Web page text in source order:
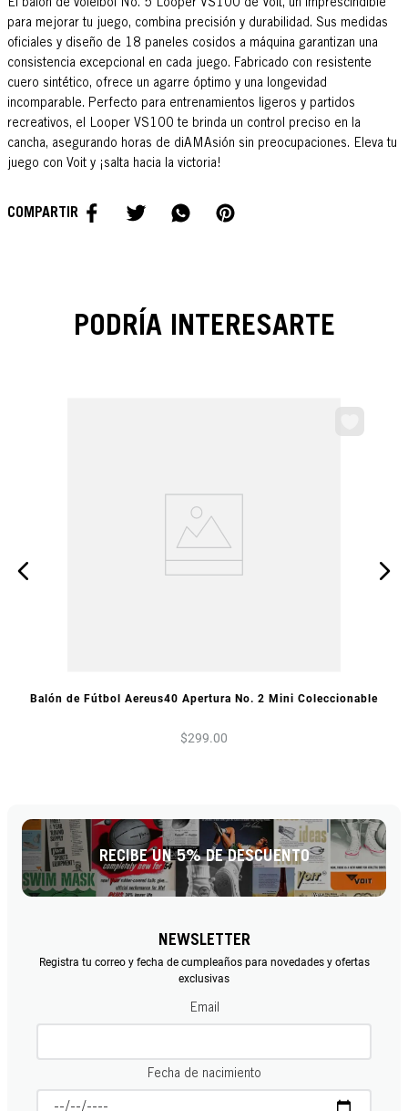
El balón de voleibol No. 5 Looper VS100 de Voit, un imprescindible
para mejorar tu juego, combina precisión y durabilidad. Sus medidas
oficiales y diseño de 18 paneles cosidos a máquina garantizan una
consistencia excepcional en cada juego. Fabricado con resistente
cuero sintético, ofrece un agarre óptimo y una longevidad
incomparable. Perfecto para entrenamientos ligeros y partidos
recreativos, el Looper VS100 te brinda un control preciso en la
cancha, asegurando horas de diAMAsión sin preocupaciones. Eleva tu
juego con Voit y ¡salta hacia la victoria!
PODRÍA INTERESARTE
VISTA PREVIA
Balón de Fútbol Aereus40 Apertura No. 2 Mini Coleccionable
$299.00
RECIBE UN 5% DE DESCUENTO
NEWSLETTER
Registra tu correo y fecha de cumpleaños para novedades y ofertas
exclusivas
Email
Fecha de nacimiento